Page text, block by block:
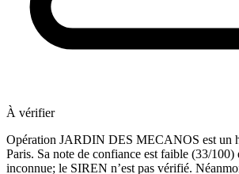
À vérifier
Opération JARDIN DES MECANOS est un
Paris. Sa note de confiance est faible (33/100)
inconnue; le SIREN n’est pas vérifié.